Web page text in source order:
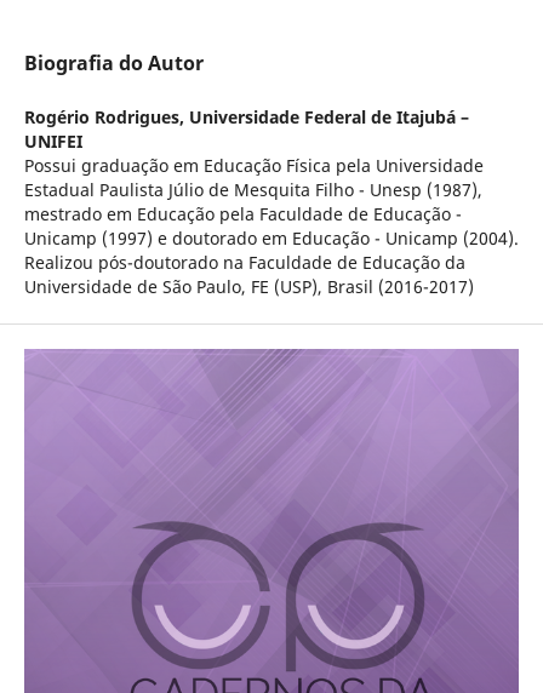
Biografia do Autor
Rogério Rodrigues, Universidade Federal de Itajubá –
UNIFEI
Possui graduação em Educação Física pela Universidade
Estadual Paulista Júlio de Mesquita Filho - Unesp (1987),
mestrado em Educação pela Faculdade de Educação -
Unicamp (1997) e doutorado em Educação - Unicamp (2004).
Realizou pós-doutorado na Faculdade de Educação da
Universidade de São Paulo, FE (USP), Brasil (2016-2017)